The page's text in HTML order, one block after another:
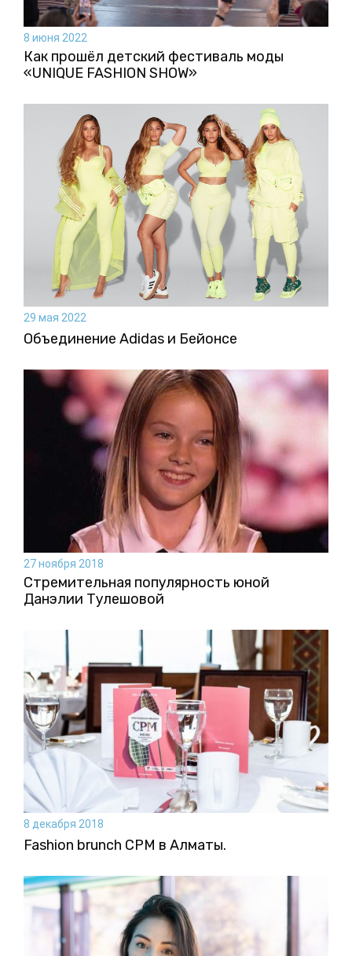
8 июня 2022
Как прошёл детский фестиваль моды
«UNIQUE FASHION SHOW»
29 мая 2022
Объединение Adidas и Бейонсе
27 ноября 2018
Стремительная популярность юной
Данэлии Тулешовой
8 декабря 2018
Fashion brunch CPM в Алматы.